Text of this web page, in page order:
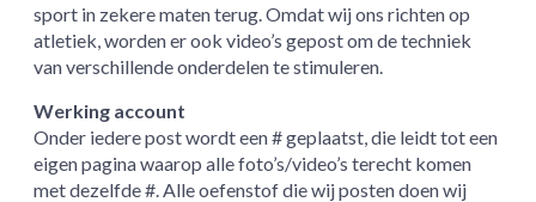
sport in zekere maten terug. Omdat wij ons richten op
atletiek, worden er ook video’s gepost om de techniek
van verschillende onderdelen te stimuleren.
Werking account
Onder iedere post wordt een # geplaatst, die leidt tot een
eigen pagina waarop alle foto’s/video’s terecht komen
met dezelfde #. Alle oefenstof die wij posten doen wij